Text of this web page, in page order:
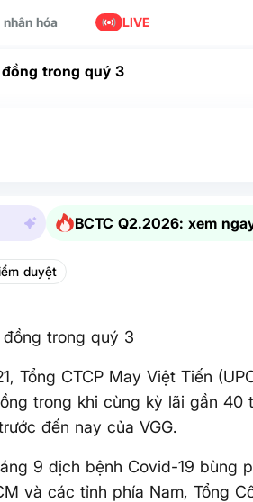
chỉnh LIVE
trong quý 3
BCTC Q2.2026: xem
duyệt
trong quý 3
Tổng CTCP May Việt Tiến
trong khi cùng kỳ lãi gần 40
đến nay của VGG.
9 dịch bệnh Covid-19 bùng
và các tỉnh phía Nam, Tổng